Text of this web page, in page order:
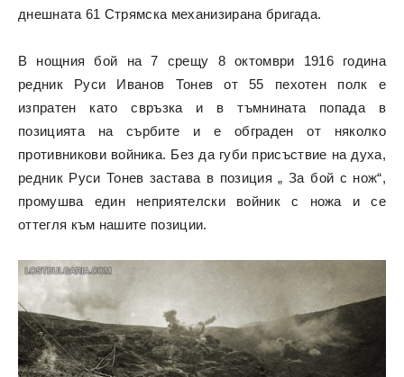
днешната 61 Стрямска механизирана бригада.
В нощния бой на 7 срещу 8 октомври 1916 година
редник Руси Иванов Тонев от 55 пехотен полк е
изпратен като свръзка и в тъмнината попада в
позицията на сърбите и е обграден от няколко
противникови войника. Без да губи присъствие на духа,
редник Руси Тонев застава в позиция „ За бой с нож“,
промушва един неприятелски войник с ножа и се
оттегля към нашите позиции.